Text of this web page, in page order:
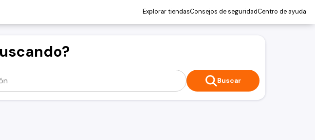
Explorar tiendasConsejos de seguridadCentro de ayuda
Buscar